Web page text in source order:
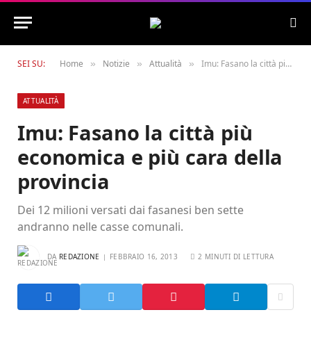
SEI SU: Home » Notizie » Attualità » Imu: Fasano la città più economica e più cara della provincia
ATTUALITÀ
Imu: Fasano la città più
economica e più cara della
provincia
Dei 12 milioni versati dai fasanesi ben sette
andranno nelle casse comunali.
DA REDAZIONE FEBBRAIO 16, 2013 2 MINUTI DI LETTURA